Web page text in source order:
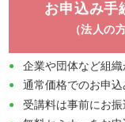
お申込み手
（法人の方
企業や団体など組
通常価格でのお申込
受講料は事前にお振